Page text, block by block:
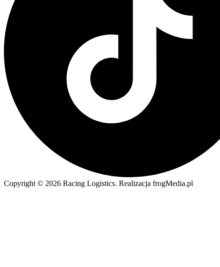
Copyright © 2026 Racing Logistics. Realizacja frogMedia.pl